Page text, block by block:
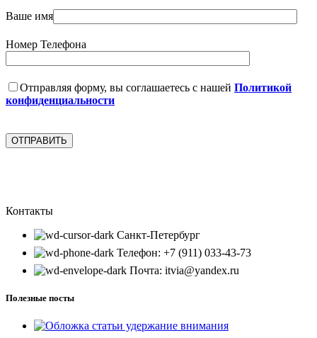
Ваше имя
Номер Телефона
Отправляя форму, вы соглашаетесь с нашей Политикой
конфиденциальности
Контакты
Санкт-Петербург
Телефон: +7 (911) 033-43-73
Почта: itvia@yandex.ru
Полезные посты